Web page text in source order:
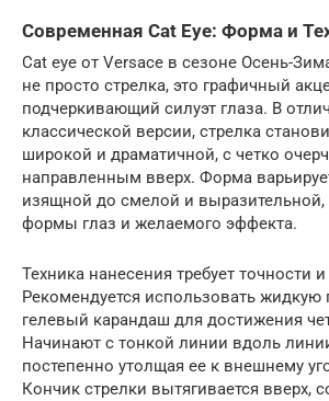
Современная Cat Eye: Форма и
Cat eye от Versace в сезоне Осень-
не просто стрелка, это графичный
подчеркивающий силуэт глаза. В
классической версии, стрелка
широкой и драматичной, с четко
направленным вверх. Форма
изящной до смелой и выразительной,
формы глаз и желаемого эффекта.
Техника нанесения требует точности
Рекомендуется использовать жидкую
гелевый карандаш для достижения
Начинают с тонкой линии вдоль
постепенно утолщая ее к внешнему
Кончик стрелки вытягивается вверх,